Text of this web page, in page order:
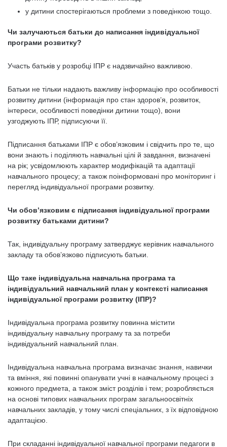
у дитини спостерігаються проблеми з поведінкою тощо.
Чи залучаються батьки до написання індивідуальної
програми розвитку?
Участь батьків у розробці ІПР є надзвичайно важливою.
Батьки не тільки надають важливу інформацію про особливості
розвитку дитини (інформація про стан здоров’я, розвиток,
інтереси, особливості поведінки дитини тощо), вони
узгоджують ІПР, підписуючи її.
Підписання батьками ІПР є обов’язковим і свідчить про те, що
вони знають і поділяють навчальні цілі й завдання, визначені
на рік; усвідомлюють характер модифікацій та адаптації
навчального процесу; а також поінформовані про моніторинг і
перегляд індивідуальної програми розвитку.
Чи обов’язковим є підписання індивідуальної програми
розвитку батьками дитини?
Так, індивідуальну програму затверджує керівник навчального
закладу та обов’язково підписують батьки.
Що таке індивідуальна навчальна програма та
індивідуальний навчальний план у контексті написання
індивідуальної програми розвитку (ІПР)?
Індивідуальна програма розвитку повинна містити
індивідуальну навчальну програму та за потреби
індивідуальний навчальний план.
Індивідуальна навчальна програма визначає знання, навички
та вміння, які повинні опанувати учні в навчальному процесі з
кожного предмета, а також зміст розділів і тем; розробляється
на основі типових навчальних програм загальноосвітніх
навчальних закладів, у тому числі спеціальних, з їх відповідною
адаптацією.
При складанні індивідуальної навчальної програми педагоги в